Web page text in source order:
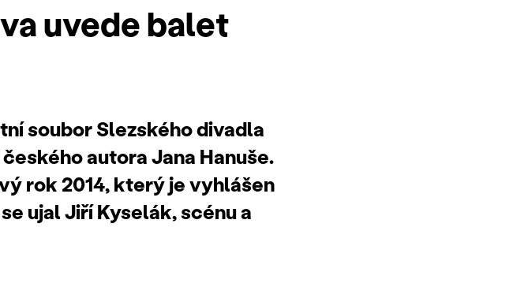
uvede balet
soubor Slezského divadla
autora Jana Hanuše.
rok 2014, který je vyhlášen
ujal Jiří Kyselák, scénu a